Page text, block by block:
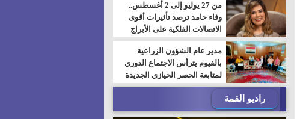
من 27 يوليو إلى 2 أغسطس..
وفاء حامد ترصد تأثيرات أقوى
الاتصالات الفلكية على الأبراج
مدير عام الشؤون الزراعية
بالفيوم يترأس الاجتماع الدوري
لمتابعة الحصر الحيازي الجديدة
راديو القمة